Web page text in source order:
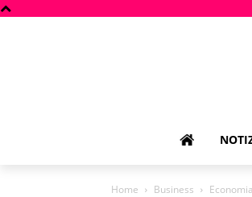
Home Business Economia